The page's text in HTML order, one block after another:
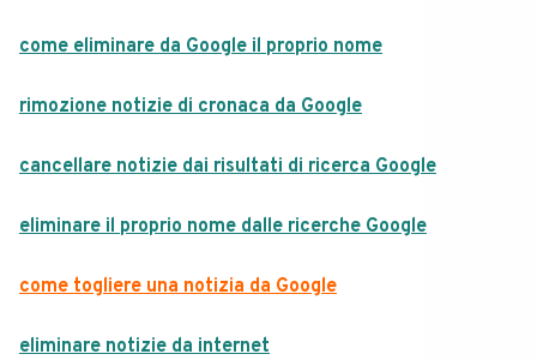
come eliminare da Google il proprio nome
rimozione notizie di cronaca da Google
cancellare notizie dai risultati di ricerca Google
eliminare il proprio nome dalle ricerche Google
come togliere una notizia da Google
eliminare notizie da internet